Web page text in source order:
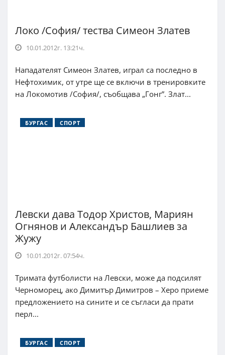
Локо /София/ тества Симеон Златев
10.01.2012г. 13:21ч.
Нападателят Симеон Златев, играл са последно в
Нефтохимик, от утре ще се включи в тренировките
на Локомотив /София/, съобщава „Гонг”. Злат...
БУРГАС СПОРТ
Левски дава Тодор Христов, Мариян
Огнянов и Александър Башлиев за
Жужу
10.01.2012г. 07:54ч.
Тримата футболисти на Левски, може да подсилят
Черноморец, ако Димитър Димитров – Херо приеме
предложението на сините и се съгласи да прати
перл...
БУРГАС СПОРТ